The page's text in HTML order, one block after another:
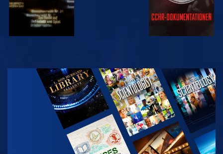
ANSEHEN
SERIE
ENTDECKEN